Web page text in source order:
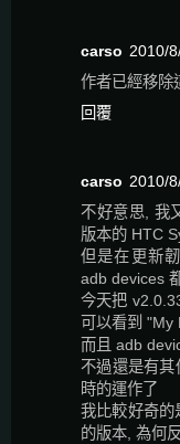
carso 2010/
作者已經移除
回覆
carso 2010/
不好意思, 我
版本的 HTC
但是在更新
adb devices
今天把
可以看到 "My
而且 adb
不過還是有其
時的運作了
我比較好奇
的版本, 為何